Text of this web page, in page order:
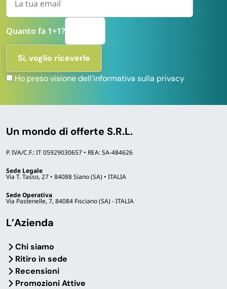
murarie e in case in affitto?
Le porte in PVC sono adatte a bagno, cucina e
lavanderia?
Sono disponibili pack multipli per residence,
Quanto fa 1+1?
Ho preso visione dell’informativa sulla privacy
Un mondo di offerte S.R.L.
P. IVA/C.F.: IT 05929030657 • REA: SA-484626
Sede Legale
Via T. Tasso, 27 • 84088 Siano (SA) • ITALIA
Sede Operativa
Via Pastenelle, 7, 84084 Fisciano (SA) - ITALIA
L’Azienda
Chi siamo
Ritiro in sede
Recensioni
Promozioni Attive